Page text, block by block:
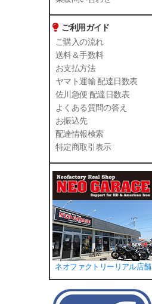
ご利用ガイド
ご購入の流れ
送料＆手数料
お支払方法
ヤマト運輸 配達日数表
佐川急便 配達日数表
よくある質問の答え
お振込先
配達情報検索
特定商取引表示
ネオファクトリーリアル店舗